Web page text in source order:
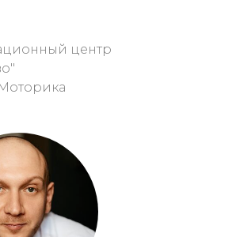
центр